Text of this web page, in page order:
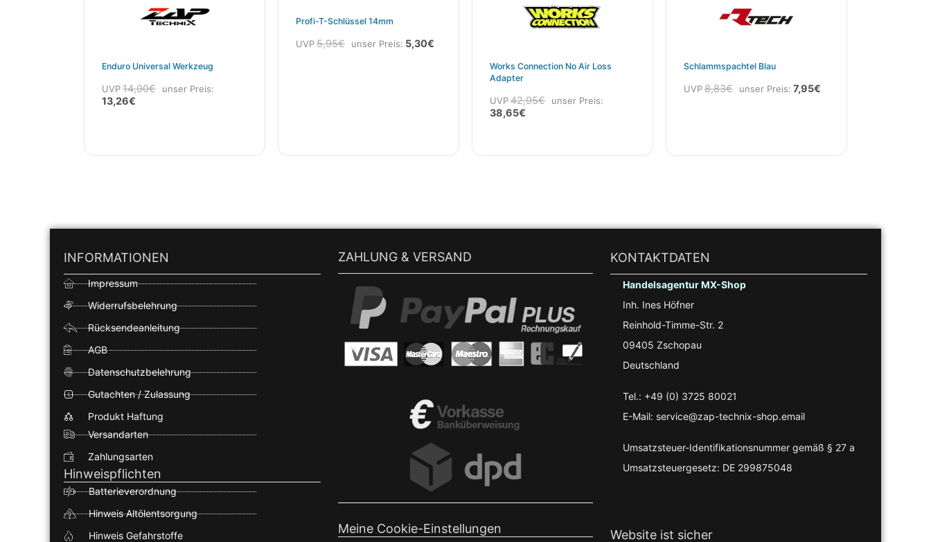
Enduro Universal Werkzeug
UVP14,90€ unser Preis:
13,26€
Profi-T-Schlüssel 14mm
UVP5,95€ unser Preis: 5,30€
Works Connection No Air Loss
Adapter
UVP42,95€ unser Preis:
38,65€
Schlammspachtel Blau
UVP8,83€ unser Preis: 7,95€
INFORMATIONEN
Impressum
Widerrufsbelehrung
Rücksendeanleitung
AGB
Datenschutzbelehrung
Gutachten / Zulassung
Produkt Haftung
Versandarten
Zahlungsarten
Hinweispflichten
Batterieverordnung
Hinweis Altölentsorgung
Hinweis Gefahrstoffe
ZAHLUNG & VERSAND
Meine Cookie-Einstellungen
KONTAKTDATEN
Handelsagentur MX-Shop
Inh. Ines Höfner
Reinhold-Timme-Str. 2
09405 Zschopau
Deutschland
Tel.: +49 (0) 3725 80021
E-Mail: service@zap-technix-shop.email
Umsatzsteuer-Identifikationsnummer gemäß § 27 a
Umsatzsteuergesetz: DE 299875048
Website ist sicher